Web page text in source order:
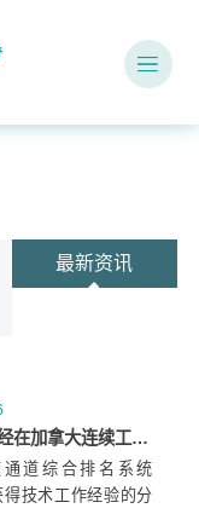
最新资讯
为什么已经在加拿大连续工作6个月也不给工作经验的积分？
道综合排名系统
得技术工作经验的分